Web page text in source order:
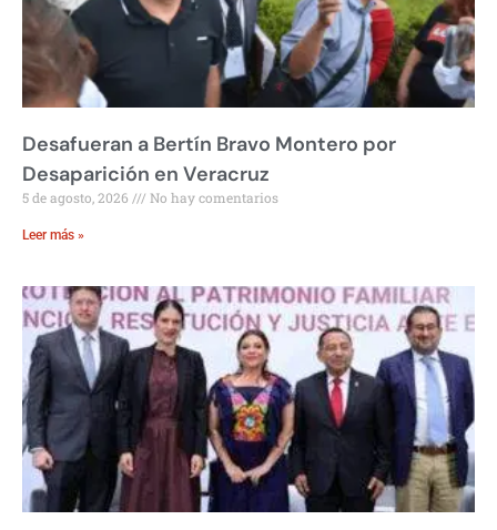
Desafueran a Bertín Bravo Montero por
Desaparición en Veracruz
5 de agosto, 2026 No hay comentarios
Leer más »